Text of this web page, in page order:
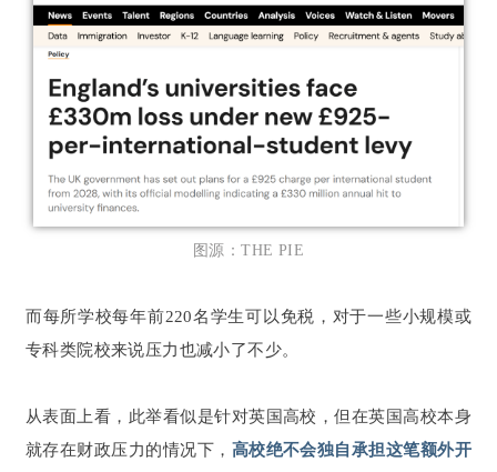
图源：THE PIE
而每所学校每年前220名学生可以免税，对于一些小规模或
专科类院校来说压力也减小了不少。
从表面上看，此举看似是针对英国高校，但在英国高校本身
就存在财政压力的情况下， 高校绝不会独自承担这笔额外开